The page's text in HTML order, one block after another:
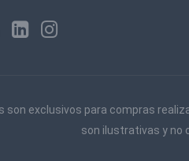
son exclusivos para compras
son ilustrativas y no